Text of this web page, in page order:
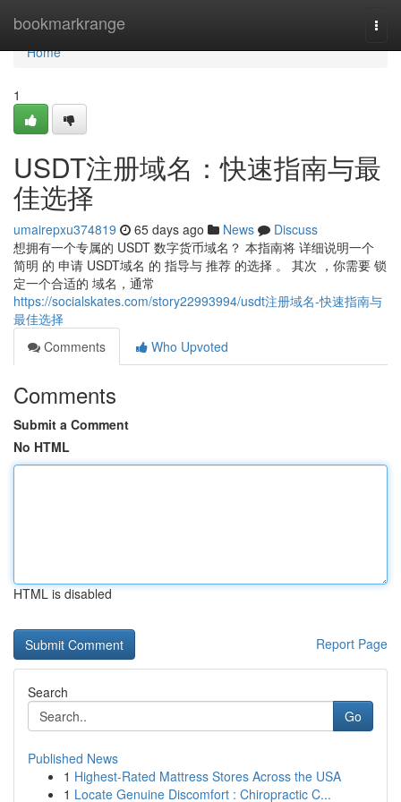
bookmarkrange
Home
Home
1
USDT注册域名：快速指南与最
佳选择
umairepxu374819 65 days ago News
Discuss
想拥有一个专属的 USDT 数字货币域名？ 本指南将 详细说明一个
简明 的 申请 USDT域名 的 指导与 推荐 的选择 。 其次 ，你需要 锁
定一个合适的 域名，通常
https://socialskates.com/story22993994/usdt注册域名-快速指南与
最佳选择
Comments
Who Upvoted
Comments
Submit a Comment
No HTML
HTML is disabled
Report Page
Search
Go
Published News
1 Highest-Rated Mattress Stores Across the USA
1 Locate Genuine Discomfort : Chiropractic C...